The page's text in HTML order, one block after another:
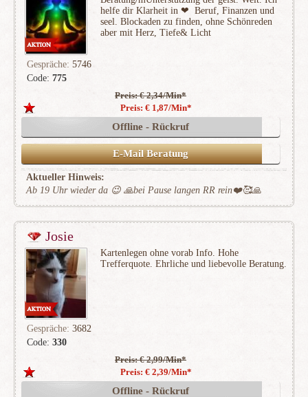
Code: 775
helfe dir Klarheit in ❤ ️ Beruf, Finanzen und
seel. Blockaden zu finden, ohne Schönreden
aber mit Herz, Tiefe& Licht
Gespräche: 5746
Preis: € 2,34/Min*
Preis: € 1,87/Min*
Offline - Rückruf
E-Mail Beratung
Aktueller Hinweis:
Ab 19 Uhr wieder da 😉 🙏bei Pause langen RR rein❤️🥰🙏
Josie
Code: 330
Kartenlegen ohne vorab Info. Hohe
Trefferquote. Ehrliche und liebevolle Beratung.
Gespräche: 3682
Preis: € 2,99/Min*
Preis: € 2,39/Min*
Offline - Rückruf